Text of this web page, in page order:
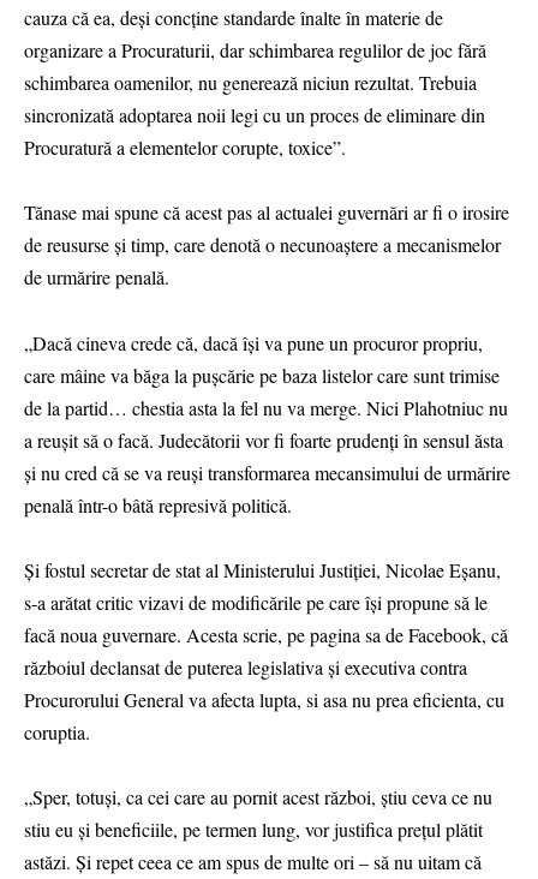
cauza că ea, deși concține standarde înalte în materie de
organizare a Procuraturii, dar schimbarea regulilor de joc fără
schimbarea oamenilor, nu generează niciun rezultat. Trebuia
sincronizată adoptarea noii legi cu un proces de eliminare din
Procuratură a elementelor corupte, toxice”.
Tănase mai spune că acest pas al actualei guvernări ar fi o irosire
de reusurse și timp, care denotă o necunoaștere a mecanismelor
de urmărire penală.
„Dacă cineva crede că, dacă își va pune un procuror propriu,
care mâine va băga la pușcărie pe baza listelor care sunt trimise
de la partid… chestia asta la fel nu va merge. Nici Plahotniuc nu
a reușit să o facă. Judecătorii vor fi foarte prudenți în sensul ăsta
și nu cred că se va reuși transformarea mecansimului de urmărire
penală într-o bâtă represivă politică.
Și fostul secretar de stat al Ministerului Justiției, Nicolae Eșanu,
s-a arătat critic vizavi de modificările pe care își propune să le
facă noua guvernare. Acesta scrie, pe pagina sa de Facebook, că
războiul declansat de puterea legislativa și executiva contra
Procurorului General va afecta lupta, si asa nu prea eficienta, cu
coruptia.
„Sper, totuși, ca cei care au pornit acest război, știu ceva ce nu
stiu eu și beneficiile, pe termen lung, vor justifica prețul plătit
astăzi. Și repet ceea ce am spus de multe ori – să nu uitam că